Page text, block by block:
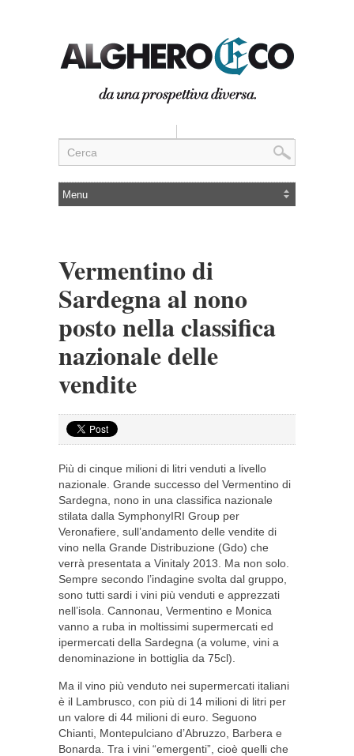
Vermentino di
Sardegna al nono
posto nella classifica
nazionale delle
vendite
Più di cinque milioni di litri venduti a livello
nazionale. Grande successo del Vermentino di
Sardegna, nono in una classifica nazionale
stilata dalla SymphonyIRI Group per
Veronafiere, sull’andamento delle vendite di
vino nella Grande Distribuzione (Gdo) che
verrà presentata a Vinitaly 2013. Ma non solo.
Sempre secondo l’indagine svolta dal gruppo,
sono tutti sardi i vini più venduti e apprezzati
nell’isola. Cannonau, Vermentino e Monica
vanno a ruba in moltissimi supermercati ed
ipermercati della Sardegna (a volume, vini a
denominazione in bottiglia da 75cl).
Ma il vino più venduto nei supermercati italiani
è il Lambrusco, con più di 14 milioni di litri per
un valore di 44 milioni di euro. Seguono
Chianti, Montepulciano d’Abruzzo, Barbera e
Bonarda. Tra i vini “emergenti”, cioè quelli che